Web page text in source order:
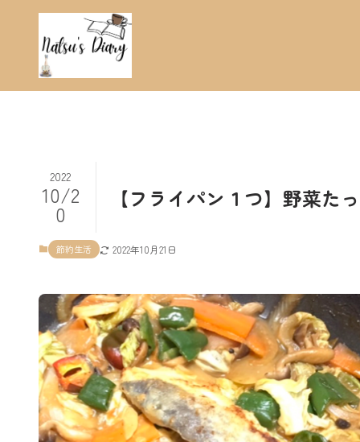
【フライパン１つ】野菜た
2022
10/2
0
節約生活 2022年10月21日